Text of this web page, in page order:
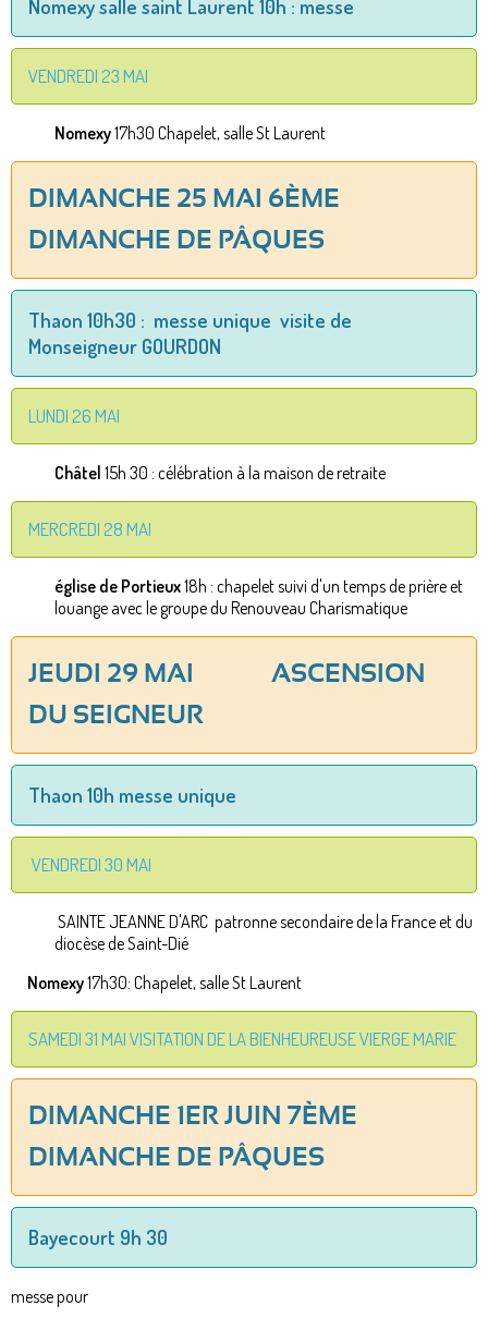
Nomexy salle saint Laurent 10h : messe
VENDREDI 23 MAI
Nomexy17h30 Chapelet, salle St Laurent
DIMANCHE 25 MAI 6ÈME
DIMANCHE DE PÂQUES
Thaon 10h30 : messe unique visite de
Monseigneur GOURDON
LUNDI 26 MAI
Châtel 15h 30 : célébration à la maison de retraite
MERCREDI 28 MAI
église de Portieux18h : chapelet suivi d'un temps de prière et
louange avec le groupe du Renouveau Charismatique
JEUDI 29 MAI ASCENSION
DU SEIGNEUR
Thaon 10h messe unique
VENDREDI 30 MAI
SAINTE JEANNE D'ARC patronne secondaire de la France et du
diocèse de Saint-Dié
Nomexy17h30: Chapelet, salle St Laurent
SAMEDI 31 MAI VISITATION DE LA BIENHEUREUSE VIERGE MARIE
DIMANCHE 1ER JUIN 7ÈME
DIMANCHE DE PÂQUES
Bayecourt 9h 30
messe pour